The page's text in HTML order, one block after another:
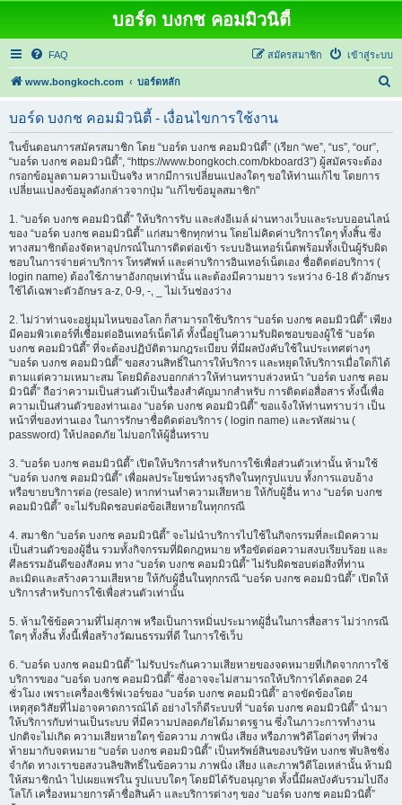
บอร์ด บงกช คอมมิวนิตี้
FAQ เข้าสู่ระบบ
สมัครสมาชิก
www.bongkoch.com บอร์ดหลัก
บอร์ด บงกช คอมมิวนิตี้ - เงื่อนไขการใช้งาน
ในขั้นตอนการสมัครสมาชิก โดย “บอร์ด บงกช คอมมิวนิตี้” (เรียก “we”, “us”, “our”,
“บอร์ด บงกช คอมมิวนิตี้”, “https://www.bongkoch.com/bkboard3”) ผู้สมัครจะต้อง
กรอกข้อมูลตามความเป็นจริง หากมีการเปลี่ยนแปลงใดๆ ขอให้ท่านแก้ไข โดยการ
เปลี่ยนแปลงข้อมูลดังกล่าวจากปุ่ม "แก้ไขข้อมูลสมาชิก"
1. “บอร์ด บงกช คอมมิวนิตี้” ให้บริการรับ และส่งอีเมล์ ผ่านทางเว็บและระบบออนไลน์
ของ “บอร์ด บงกช คอมมิวนิตี้” แก่สมาชิกทุกท่าน โดยไม่คิดค่าบริการใดๆ ทั้งสิ้น ซึ่ง
ทางสมาชิกต้องจัดหาอุปกรณ์ในการติดต่อเข้า ระบบอินเทอร์เน็ตพร้อมทั้งเป็นผู้รับผิด
ชอบในการจ่ายค่าบริการ โทรศัพท์ และค่าบริการอินเทอร์เน็ตเอง ชื่อติดต่อบริการ (
login name) ต้องใช้ภาษาอังกฤษเท่านั้น และต้องมีความยาว ระหว่าง 6-18 ตัวอักษร
ใช้ได้เฉพาะตัวอักษร a-z, 0-9, -, _ ไม่เว้นช่องว่าง
2. ไม่ว่าท่านจะอยู่มุมไหนของโลก ก็สามารถใช้บริการ “บอร์ด บงกช คอมมิวนิตี้” เพียง
มีคอมพิวเตอร์ที่เชื่อมต่ออินเทอร์เน็ตได้ ทั้งนี้อยู่ในความรับผิดชอบของผู้ใช้ “บอร์ด
บงกช คอมมิวนิตี้” ที่จะต้องปฏิบัติตามกฎระเบียบ ที่มีผลบังคับใช้ในประเทศต่างๆ
“บอร์ด บงกช คอมมิวนิตี้” ขอสงวนสิทธิ์ในการให้บริการ และหยุดให้บริการเมื่อใดก็ได้
ตามแต่ความเหมาะสม โดยมิต้องบอกกล่าวให้ท่านทราบล่วงหน้า “บอร์ด บงกช คอม
มิวนิตี้” ถือว่าความเป็นส่วนตัวเป็นเรื่องสำคัญมากสำหรับ การติดต่อสื่อสาร ทั้งนี้เพื่อ
ความเป็นส่วนตัวของท่านเอง “บอร์ด บงกช คอมมิวนิตี้” ขอแจ้งให้ท่านทราบว่า เป็น
หน้าที่ของท่านเอง ในการรักษาชื่อติดต่อบริการ ( login name) และรหัสผ่าน (
password) ให้ปลอดภัย ไม่บอกให้ผู้อื่นทราบ
3. “บอร์ด บงกช คอมมิวนิตี้” เปิดให้บริการสำหรับการใช้เพื่อส่วนตัวเท่านั้น ห้ามใช้
“บอร์ด บงกช คอมมิวนิตี้” เพื่อผลประโยชน์ทางธุรกิจในทุกรูปแบบ ทั้งการแอบอ้าง
หรือขายบริการต่อ (resale) หากท่านทำความเสียหาย ให้กับผู้อื่น ทาง “บอร์ด บงกช
คอมมิวนิตี้” จะไม่รับผิดชอบต่อข้อเสียหายในทุกกรณี
4. สมาชิก “บอร์ด บงกช คอมมิวนิตี้” จะไม่นำบริการไปใช้ในกิจกรรมที่ละเมิดความ
เป็นส่วนตัวของผู้อื่น รวมทั้งกิจกรรมที่ผิดกฎหมาย หรือขัดต่อความสงบเรียบร้อย และ
ศีลธรรมอันดีของสังคม ทาง “บอร์ด บงกช คอมมิวนิตี้” ไม่รับผิดชอบต่อสิ่งที่ท่าน
ละเมิดและสร้างความเสียหาย ให้กับผู้อื่นในทุกกรณี “บอร์ด บงกช คอมมิวนิตี้” เปิดให้
บริการสำหรับการใช้เพื่อส่วนตัวเท่านั้น
5. ห้ามใช้ข้อความที่ไม่สุภาพ หรือเป็นการหมิ่นประมาทผู้อื่นในการสื่อสาร ไม่ว่ากรณี
ใดๆ ทั้งสิ้น ทั้งนี้เพื่อสร้างวัฒนธรรมที่ดี ในการใช้เว็บ
6. “บอร์ด บงกช คอมมิวนิตี้” ไม่รับประกันความเสียหายของจดหมายที่เกิดจากการใช้
บริการของ “บอร์ด บงกช คอมมิวนิตี้” ซึ่งอาจจะไม่สามารถให้บริการได้ตลอด 24
ชั่วโมง เพราะเครื่องเซิร์ฟเวอร์ของ “บอร์ด บงกช คอมมิวนิตี้” อาจขัดข้องโดย
เหตุสุดวิสัยที่ไม่อาจคาดการณ์ได้ อย่างไรก็ดีระบบที่ “บอร์ด บงกช คอมมิวนิตี้” นำมา
ให้บริการกับท่านเป็นระบบ ที่มีความปลอดภัยได้มาตรฐาน ซึ่งในภาวะการทำงาน
ปกติจะไม่เกิด ความเสียหายใดๆ ข้อความ ภาพนิ่ง เสียง หรือภาพวิดีโอต่างๆ ที่พ่วง
ท้ายมากับจดหมาย “บอร์ด บงกช คอมมิวนิตี้” เป็นทรัพย์สินของบริษัท บงกช พับลิชชิ่ง
จำกัด ทางเราขอสงวนลิขสิทธิ์ในข้อความ ภาพนิ่ง เสียง และภาพวิดีโอเหล่านั้น ห้ามมิ
ให้สมาชิกนำ ไปเผยแพร่ใน รูปแบบใดๆ โดยมิได้รับอนุญาต ทั้งนี้มีผลบังคับรวมไปถึง
โลโก้ เครื่องหมายการค้าชื่อสินค้า และบริการต่างๆ ของ “บอร์ด บงกช คอมมิวนิตี้”